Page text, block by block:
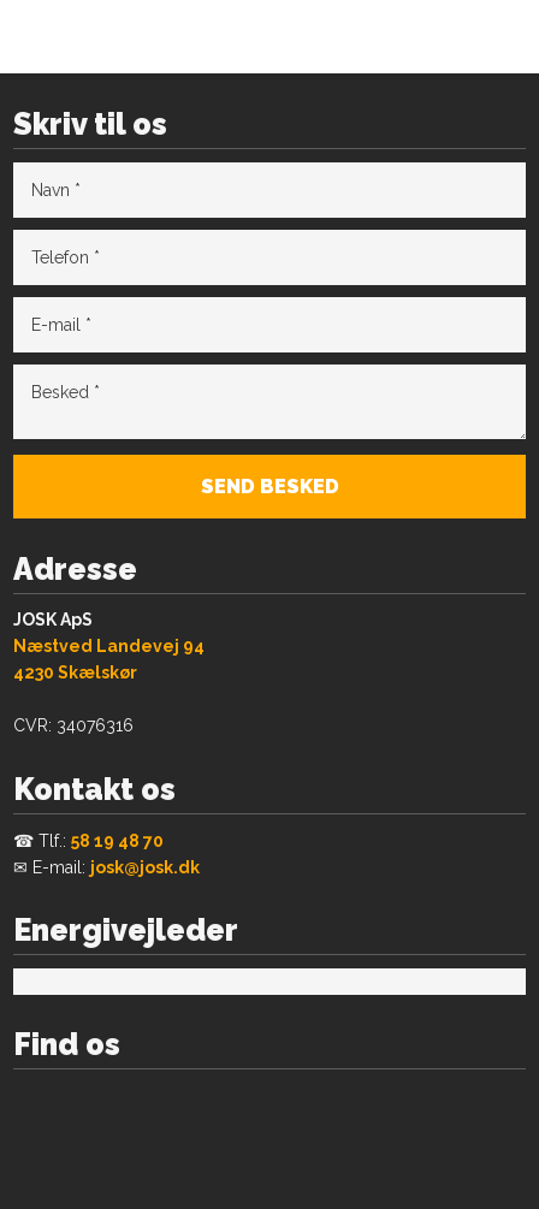
Skriv til os
Adresse
JOSK ApS
Næstved Landevej 94
​4230 Skælskør
CVR: 34076316
Kontakt os
☎ Tlf.: 58 19 48 70
✉ E-mail: josk@josk.dk
Energivejleder
Find os